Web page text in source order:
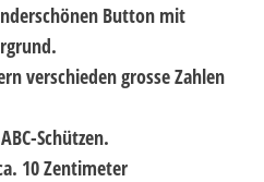
Button mit
verschieden grosse Zahlen
Schützen.
10 Zentimeter